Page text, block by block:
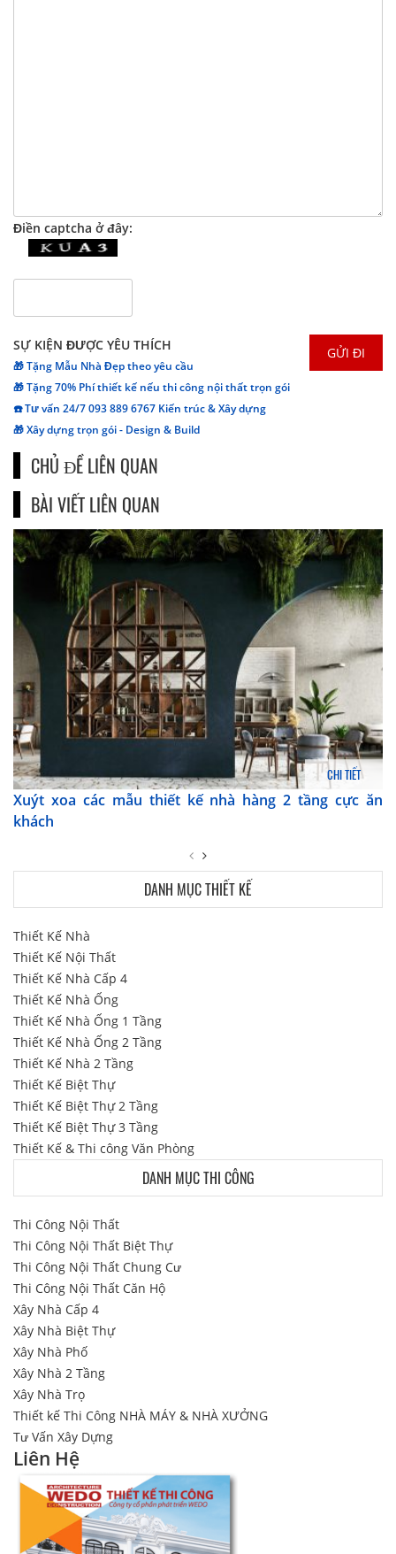
Điền captcha ở đây:
SỰ KIỆN ĐƯỢC YÊU THÍCH
🎁 Tặng Mẫu Nhà Đẹp theo yêu cầu
🎁 Tặng 70% Phí thiết kế nếu thi công nội thất trọn gói
☎️ Tư vấn 24/7 093 889 6767 Kiến trúc & Xây dựng
🎁 Xây dựng trọn gói - Design & Build
CHỦ ĐỀ LIÊN QUAN
BÀI VIẾT LIÊN QUAN
CHI TIẾT
Xuýt xoa các mẫu thiết kế nhà hàng 2 tầng cực ăn
khách
DANH MỤC THIẾT KẾ
Thiết Kế Nhà
Thiết Kế Nội Thất
Thiết Kế Nhà Cấp 4
Thiết Kế Nhà Ống
Thiết Kế Nhà Ống 1 Tầng
Thiết Kế Nhà Ống 2 Tầng
Thiết Kế Nhà 2 Tầng
Thiết Kế Biệt Thự
Thiết Kế Biệt Thự 2 Tầng
Thiết Kế Biệt Thự 3 Tầng
Thiết Kế & Thi công Văn Phòng
DANH MỤC THI CÔNG
Thi Công Nội Thất
Thi Công Nội Thất Biệt Thự
Thi Công Nội Thất Chung Cư
Thi Công Nội Thất Căn Hộ
Xây Nhà Cấp 4
Xây Nhà Biệt Thự
Xây Nhà Phố
Xây Nhà 2 Tầng
Xây Nhà Trọ
Thiết kế Thi Công NHÀ MÁY & NHÀ XƯỞNG
Tư Vấn Xây Dựng
Liên Hệ